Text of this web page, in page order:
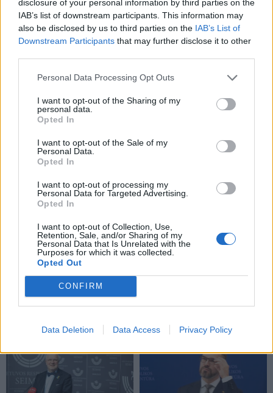
disclosure of your personal information by third parties on the
IAB’s list of downstream participants. This information may
also be disclosed by us to third parties on the IAB’s List of
Downstream Participants that may further disclose it to other
Personal Data Processing Opt Outs
I want to opt-out of the Sharing of my
personal data.
Opted In
I want to opt-out of the Sale of my
Personal Data.
Opted In
I want to opt-out of processing my
Personal Data for Targeted Advertising.
Opted In
I want to opt-out of Collection, Use,
Retention, Sale, and/or Sharing of my
Personal Data that Is Unrelated with the
Purposes for which it was collected.
Opted Out
CONFIRM
Data Deletion Data Access Privacy Policy
Privacy Policy
Terms of
Serviceapply.